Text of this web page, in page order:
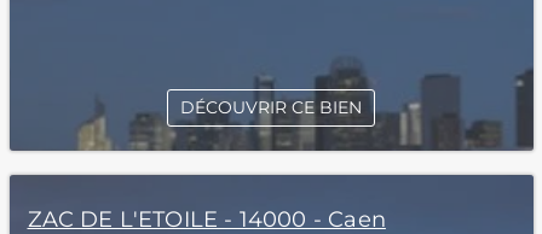
DÉCOUVRIR CE BIEN
ZAC DE L'ETOILE - 14000 - Caen